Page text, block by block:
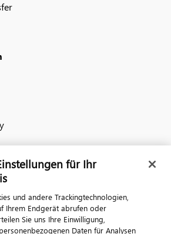
Sie uns
für Ihr
und andere Trackingtechnologien,
Ihrem Endgerät abrufen oder
Sie uns Ihre Einwilligung,
Daten für Analysen